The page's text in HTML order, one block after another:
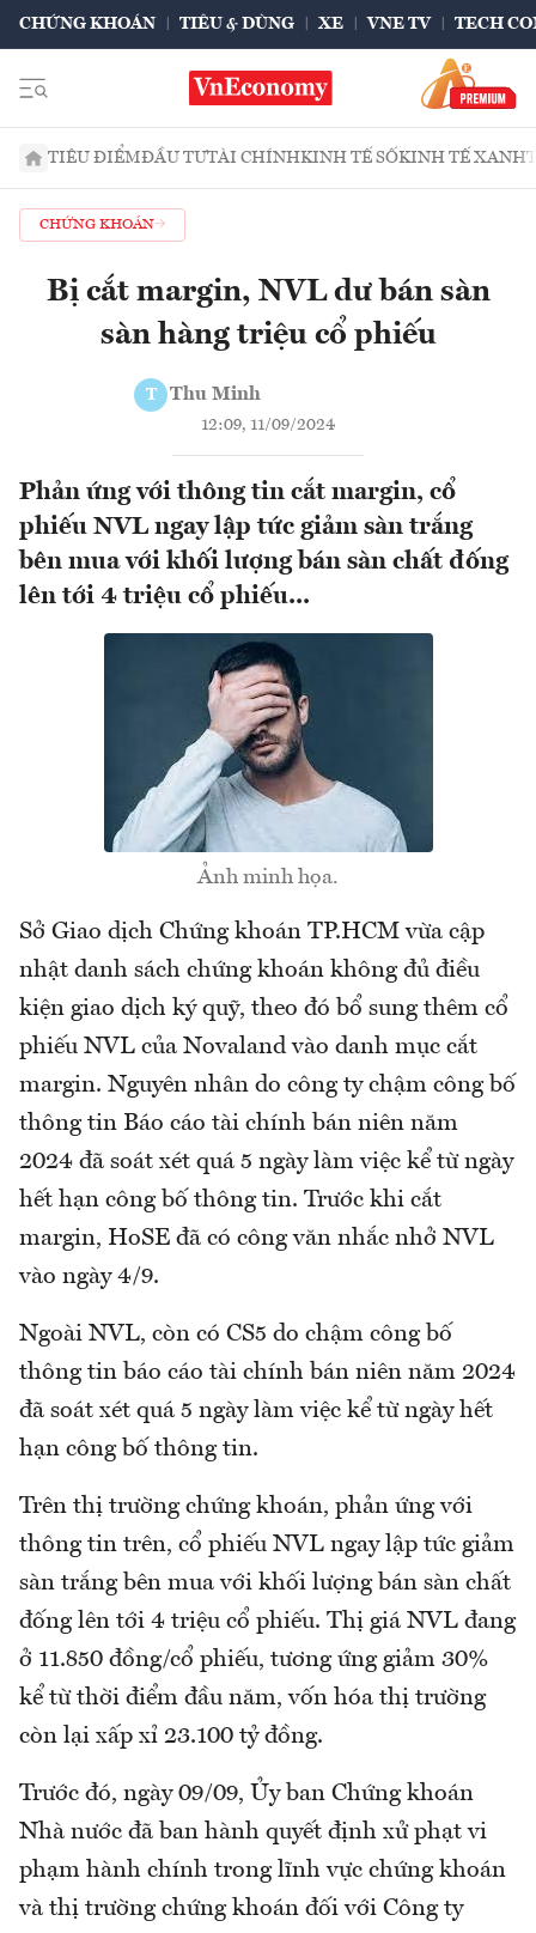
CHỨNG KHOÁN TIÊU & DÙNG XE VNE TV TECH
TIÊU ĐIỂMĐẦU TƯTÀI CHÍNHKINH TẾ SỐKINH TẾ XANH
CHỨNG KHOÁN
Bị cắt margin, NVL dư bán sàn
sàn hàng triệu cổ phiếu
T Thu Minh
12:09, 11/09/2024
Phản ứng với thông tin cắt margin, cổ
phiếu NVL ngay lập tức giảm sàn trắng
bên mua với khối lượng bán sàn chất đống
lên tới 4 triệu cổ phiếu...
Ảnh minh họa.
Sở Giao dịch Chứng khoán TP.HCM vừa cập
nhật danh sách chứng khoán không đủ điều
kiện giao dịch ký quỹ, theo đó bổ sung thêm cổ
phiếu NVL của Novaland vào danh mục cắt
margin. Nguyên nhân do công ty chậm công bố
thông tin Báo cáo tài chính bán niên năm
2024 đã soát xét quá 5 ngày làm việc kể từ ngày
hết hạn công bố thông tin. Trước khi cắt
margin, HoSE đã có công văn nhắc nhở NVL
vào ngày 4/9.
Ngoài NVL, còn có CS5 do chậm công bố
thông tin báo cáo tài chính bán niên năm 2024
đã soát xét quá 5 ngày làm việc kể từ ngày hết
hạn công bố thông tin.
Trên thị trường chứng khoán, phản ứng với
thông tin trên, cổ phiếu NVL ngay lập tức giảm
sàn trắng bên mua với khối lượng bán sàn chất
đống lên tới 4 triệu cổ phiếu. Thị giá NVL đang
ở 11.850 đồng/cổ phiếu, tương ứng giảm 30%
kể từ thời điểm đầu năm, vốn hóa thị trường
còn lại xấp xỉ 23.100 tỷ đồng.
Trước đó, ngày 09/09, Ủy ban Chứng khoán
Nhà nước đã ban hành quyết định xử phạt vi
phạm hành chính trong lĩnh vực chứng khoán
và thị trường chứng khoán đối với Công ty